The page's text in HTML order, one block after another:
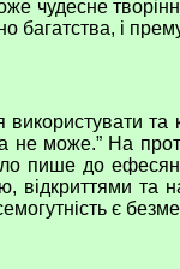
чудесне
багатства, і
та
не може.” На
пише до
відкриттями
є